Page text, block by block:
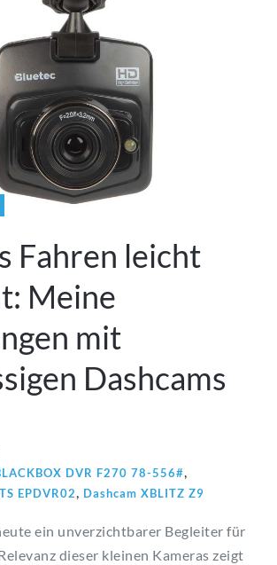
Fahren leicht
Meine
mit
Dashcams
DVR F270 78-556#,
EPDVR02, Dashcam XBLITZ Z9
ein unverzichtbarer Begleiter für
dieser kleinen Kameras zeigt